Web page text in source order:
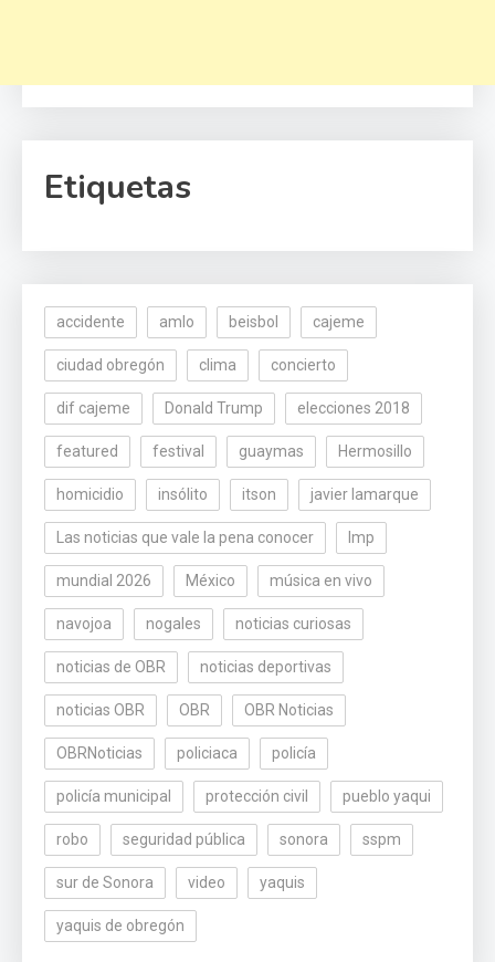
Etiquetas
accidente amlo beisbol cajeme
ciudad obregón clima concierto
dif cajeme Donald Trump elecciones 2018
featured festival guaymas Hermosillo
homicidio insólito itson javier lamarque
Las noticias que vale la pena conocer lmp
mundial 2026 México música en vivo
navojoa nogales noticias curiosas
noticias de OBR noticias deportivas
noticias OBR OBR OBR Noticias
OBRNoticias policiaca policía
policía municipal protección civil pueblo yaqui
robo seguridad pública sonora sspm
sur de Sonora video yaquis
yaquis de obregón